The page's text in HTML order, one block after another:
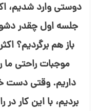
دوستی وارد شدیم،
جلسه اول چقدر
باز هم برگردیم؟
موجبات راحتی ما
داریم. وقتی دست
بردیم، با این کار